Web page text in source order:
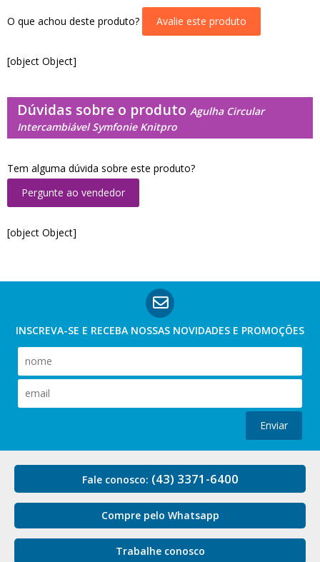
O que achou deste produto? Avalie este produto
[object Object]
Dúvidas sobre o produto Agulha Circular
Intercambiável Symfonie Knitpro
Tem alguma dúvida sobre este produto?
Pergunte ao vendedor
[object Object]
INSCREVA-SE E RECEBA NOSSAS NOVIDADES E PROMOÇÕES
Enviar
Fale conosco: (43) 3371-6400
Compre pelo Whatsapp
Trabalhe conosco